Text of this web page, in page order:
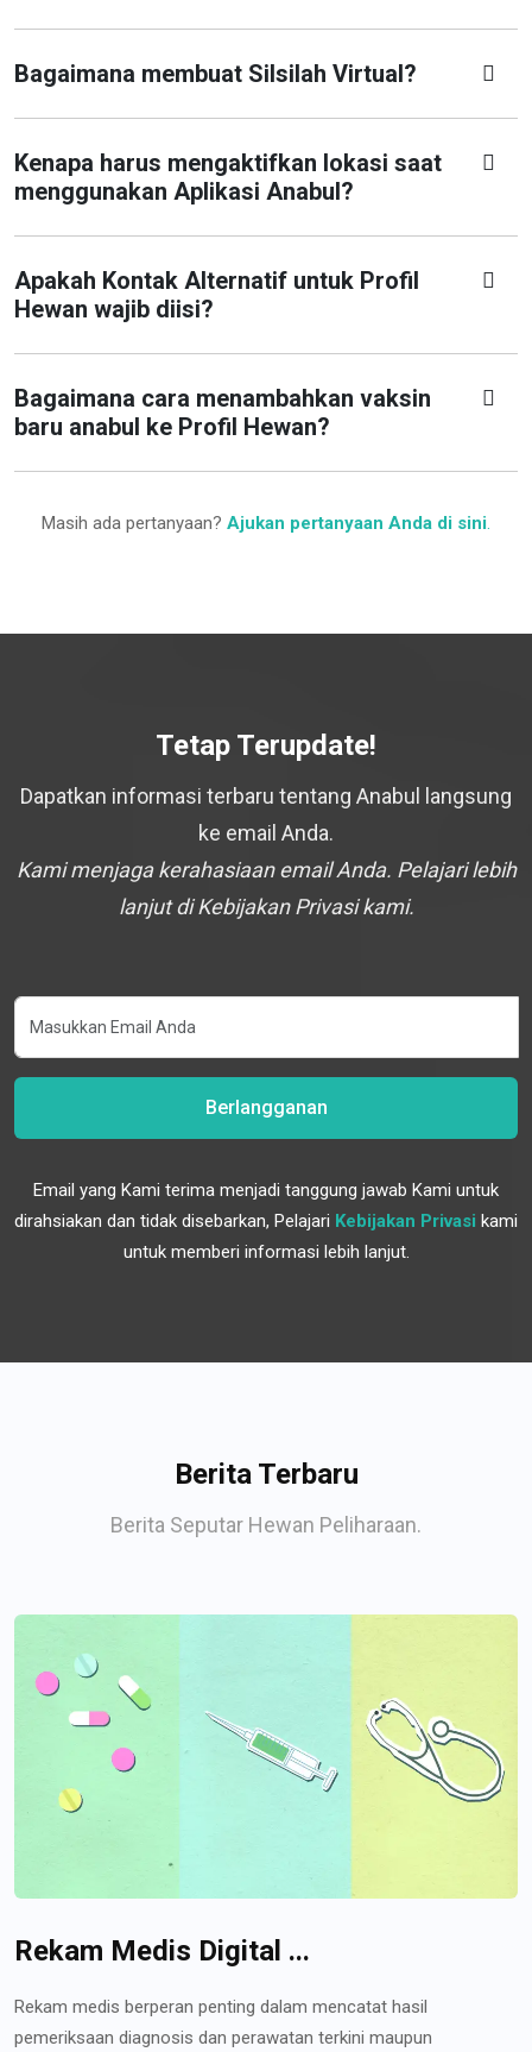
Bagaimana membuat Silsilah Virtual?
Kenapa harus mengaktifkan lokasi saat
menggunakan Aplikasi Anabul?
Apakah Kontak Alternatif untuk Profil
Hewan wajib diisi?
Bagaimana cara menambahkan vaksin
baru anabul ke Profil Hewan?
Masih ada pertanyaan? Ajukan pertanyaan Anda di sini.
Tetap Terupdate!
Dapatkan informasi terbaru tentang Anabul langsung
ke email Anda.
Kami menjaga kerahasiaan email Anda. Pelajari lebih
lanjut di Kebijakan Privasi kami.
Berlangganan
Email yang Kami terima menjadi tanggung jawab Kami untuk
dirahsiakan dan tidak disebarkan, Pelajari Kebijakan Privasi kami
untuk memberi informasi lebih lanjut.
Berita Terbaru
Berita Seputar Hewan Peliharaan.
Rekam Medis Digital ...
Rekam medis berperan penting dalam mencatat hasil
pemeriksaan diagnosis dan perawatan terkini maupun